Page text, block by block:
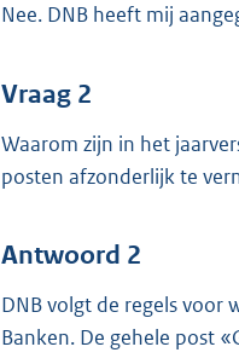
Nee. DNB heeft mij
Vraag 2
Waarom zijn in het
posten afzonderlijk te
Antwoord 2
DNB volgt de regels voor
Banken. De gehele post